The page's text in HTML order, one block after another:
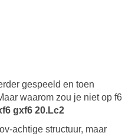
gespeeld en toen
waarom zou je niet op f6
gxf6 20.Lc2
achtige structuur, maar